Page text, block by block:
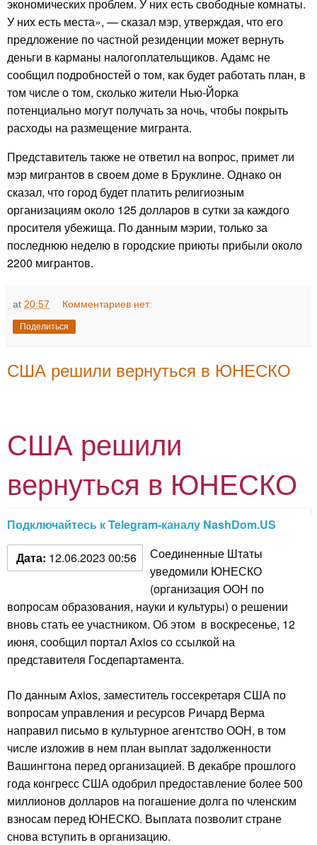
экономических проблем. У них есть свободные комнаты.
У них есть места», — сказал мэр, утверждая, что его
предложение по частной резиденции может вернуть
деньги в карманы налогоплательщиков. Адамс не
сообщил подробностей о том, как будет работать план, в
том числе о том, сколько жители Нью-Йорка
потенциально могут получать за ночь, чтобы покрыть
расходы на размещение мигранта.
Представитель также не ответил на вопрос, примет ли
мэр мигрантов в своем доме в Бруклине. Однако он
сказал, что город будет платить религиозным
организациям около 125 долларов в сутки за каждого
просителя убежища. По данным мэрии, только за
последнюю неделю в городские приюты прибыли около
2200 мигрантов.
at 20:57 Комментариев нет:
Поделиться
США решили вернуться в ЮНЕСКО
США решили
вернуться в ЮНЕСКО
Подключайтесь к Telegram-каналу NashDom.US
Дата: 12.06.2023 00:56
Соединенные Штаты
уведомили ЮНЕСКО
(организация ООН по
вопросам образования, науки и культуры) о решении
вновь стать ее участником. Об этом в воскресенье, 12
июня, сообщил портал Axios со ссылкой на
представителя Госдепартамента.
По данным Axios, заместитель госсекретаря США по
вопросам управления и ресурсов Ричард Верма
направил письмо в культурное агентство ООН, в том
числе изложив в нем план выплат задолженности
Вашингтона перед организацией. В декабре прошлого
года конгресс США одобрил предоставление более 500
миллионов долларов на погашение долга по членским
взносам перед ЮНЕСКО. Выплата позволит стране
снова вступить в организацию.